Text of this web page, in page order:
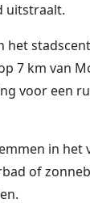
uitstraalt.
het
7 km van
voor een
in het
of